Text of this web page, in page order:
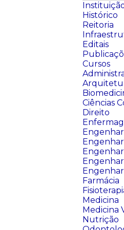
Histórico
Reitoria
Editais
Cursos
Ciências
Direito
Farmácia
Medicina
Medicina
Nutrição